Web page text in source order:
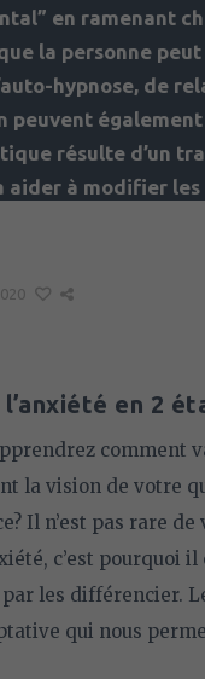
en ramenant
la personne
hypnose, de
peuvent également
résulte d’un
aider à modifier
Virgile-Rossel 10,
en 2
comment
la vision de votre
Il n’est pas rare de
c’est pourquoi il
les différencier.
qui nous